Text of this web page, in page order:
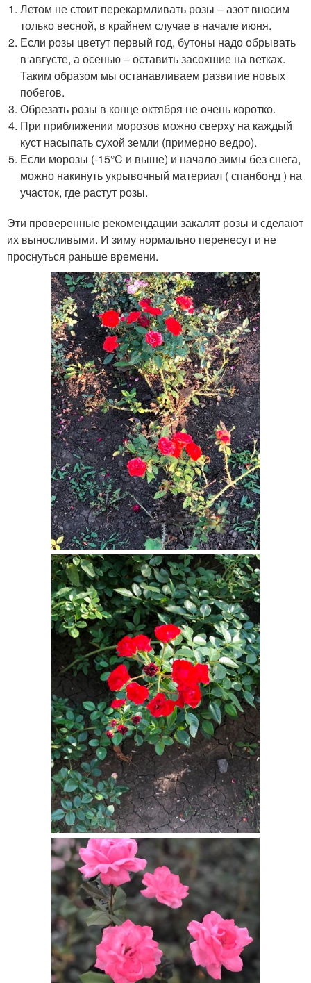
Летом не стоит перекармливать розы – азот вносим
только весной, в крайнем случае в начале июня.
Если розы цветут первый год, бутоны надо обрывать
в августе, а осенью – оставить засохшие на ветках.
Таким образом мы останавливаем развитие новых
побегов.
Обрезать розы в конце октября не очень коротко.
При приближении морозов можно сверху на каждый
куст насыпать сухой земли (примерно ведро).
Если морозы (-15°C и выше) и начало зимы без снега,
можно накинуть укрывочный материал ( спанбонд ) на
участок, где растут розы.
Эти проверенные рекомендации закалят розы и сделают
их выносливыми. И зиму нормально перенесут и не
проснуться раньше времени.